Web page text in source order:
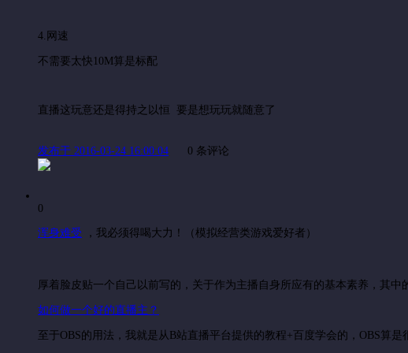
4.网速
不需要太快10M算是标配
直播这玩意还是得持之以恒 要是想玩玩就随意了
发布于 2016-03-24 16:00:04 0 条评论
0
浑身难受 ， 我必须得喝大力！（模拟经营类游戏爱好者）
厚着脸皮贴一个自己以前写的，关于作为主播自身所应有的基本素养，其
如何做一个好的直播主？
至于OBS的用法，我就是从B站直播平台提供的教程+百度学会的，OBS